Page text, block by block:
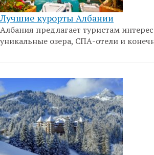
Лучшие курорты Албании
Албания предлагает туристам
уникальные озера, СПА-отели и